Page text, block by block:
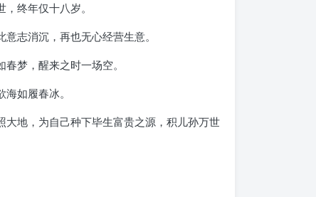
终年仅十八岁。
志消沉，再也无心经营生意。
梦，醒来之时一场空。
如履春冰。
地，为自己种下毕生富贵之源，积儿孙万世